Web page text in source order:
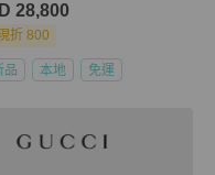
28,800
折 800
品 本地 免運